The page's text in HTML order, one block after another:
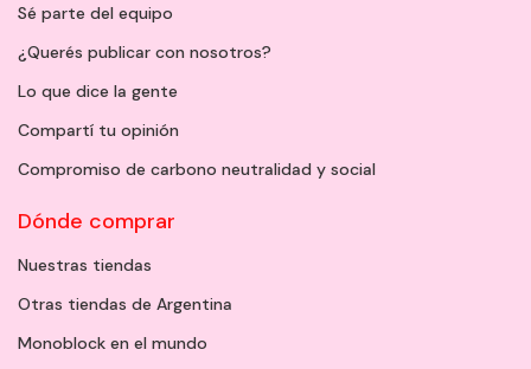
Sé parte del equipo
¿Querés publicar con nosotros?
Lo que dice la gente
Compartí tu opinión
Compromiso de carbono neutralidad y social
Dónde comprar
Nuestras tiendas
Otras tiendas de Argentina
Monoblock en el mundo